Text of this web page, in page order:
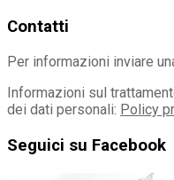
Contatti
Per informazioni inviare
Informazioni sul
dei dati personali: Policy
Seguici su Facebook